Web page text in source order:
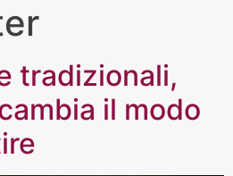
tradizionali,
il modo